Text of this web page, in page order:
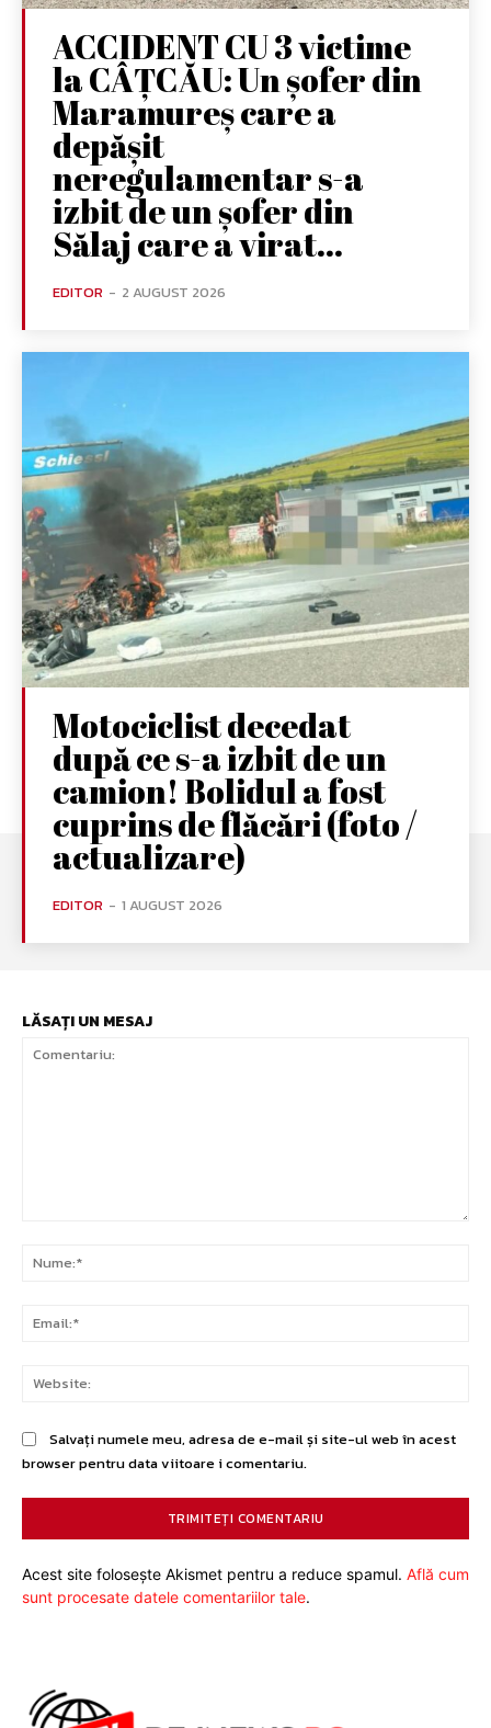
ACCIDENT CU 3 victime
la CÂȚCĂU: Un șofer din
Maramureș care a
depășit
neregulamentar s-a
izbit de un șofer din
Sălaj care a virat...
EDITOR - 2 AUGUST 2026
Motociclist decedat
după ce s-a izbit de un
camion! Bolidul a fost
cuprins de flăcări (foto /
actualizare)
EDITOR - 1 AUGUST 2026
LĂSAȚI UN MESAJ
Salvați numele meu, adresa de e-mail și site-ul web în acest
browser pentru data viitoare i comentariu.
Acest site folosește Akismet pentru a reduce spamul. Află cum
sunt procesate datele comentariilor tale.